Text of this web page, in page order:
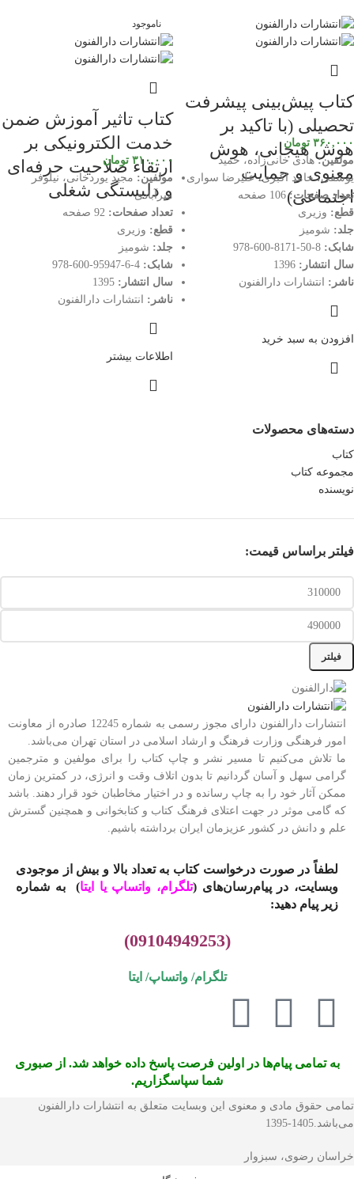
دسته‌های محصولات
کتاب
مجموعه کتاب
نویسنده
فیلتر براساس قیمت:
فیلتر
کتاب پیش‌بینی پیشرفت
تحصیلی (با تاکید بر
هوش هیجانی، هوش
معنوی و حمایت
اجتماعی)
۳۶۰,۰۰۰ تومان
مولفین:هادی خانی‌زاده، حمید
یوسفی، حامد اکبری، علیرضا سواری
تعداد صفحات:106 صفحه
قطع: وزیری
جلد: شومیز
شابک:
سال انتشار:
ناشر: انتشارات دارالفنون
افزودن به سبد خرید
ناموجود
کتاب تاثیر آموزش ضمن
خدمت الکترونیکی بر
ارتقاء صلاحیت حرفه‌ای
و دلبستگی شغلی
۳۱۰,۰۰۰ تومان
مولفین: مجید یوردخانی، نیلوفر
میرآبادی
تعداد صفحات:
قطع: وزیری
جلد: شومیز
شابک:
سال انتشار:
ناشر: انتشارات دارالفنون
اطلاعات بیشتر
انتشارات دارالفنون دارای مجوز رسمی به شماره 12245 صادره از معاونت
امور فرهنگی وزارت فرهنگ و ارشاد اسلامی در استان تهران می‌باشد.
ما تلاش می‌کنیم تا مسیر نشر و چاپ کتاب را برای مولفین و مترجمین
گرامی سهل و آسان گردانیم تا بدون اتلاف وقت و انرژی، در کمترین زمان
ممکن آثار خود را به چاپ رسانده و در اختیار مخاطبان خود قرار دهند. باشد
که گامی موثر در جهت اعتلای فرهنگ کتاب و کتابخوانی و همچنین گسترش
علم و دانش در کشور عزیزمان ایران برداشته باشیم.
لطفاً در صورت درخواست کتاب به تعداد بالا و بیش از موجودی
وبسایت، در پیام‌رسان‌های (تلگرام، واتساپ یا ایتا)
به شماره
زیر پیام دهید:
(09104949253)
تلگرام/ واتساپ/ ایتا
به تمامی پیام‌ها در اولین فرصت پاسخ داده خواهد شد. از صبوری
شما سپاسگزاریم.
تمامی حقوق مادی و معنوی این وبسایت متعلق به انتشارات دارالفنون
می‌باشد.1405-1395
خراسان رضوی، سبزوار